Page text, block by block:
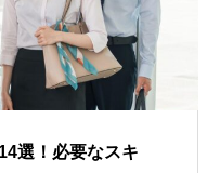
選！必要なスキ